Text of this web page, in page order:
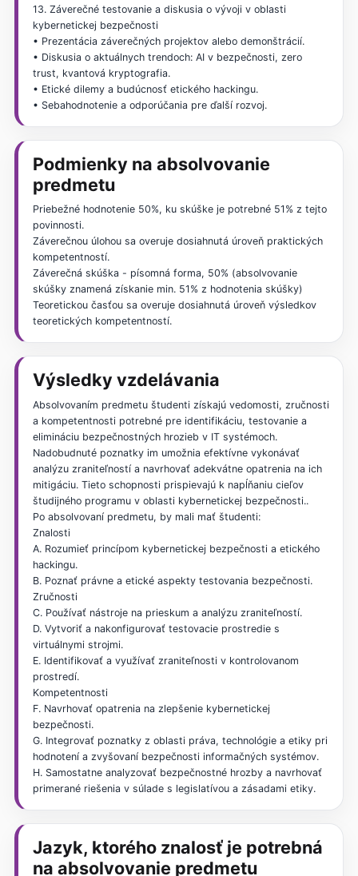
13. Záverečné testovanie a diskusia o vývoji v oblasti
kybernetickej bezpečnosti
• Prezentácia záverečných projektov alebo demonštrácií.
• Diskusia o aktuálnych trendoch: AI v bezpečnosti, zero
trust, kvantová kryptografia.
• Etické dilemy a budúcnosť etického hackingu.
• Sebahodnotenie a odporúčania pre ďalší rozvoj.
Podmienky na absolvovanie
predmetu
Priebežné hodnotenie 50%, ku skúške je potrebné 51% z tejto
povinnosti.
Záverečnou úlohou sa overuje dosiahnutá úroveň praktických
kompetentností.
Záverečná skúška - písomná forma, 50% (absolvovanie
skúšky znamená získanie min. 51% z hodnotenia skúšky)
Teoretickou časťou sa overuje dosiahnutá úroveň výsledkov
teoretických kompetentností.
Výsledky vzdelávania
Absolvovaním predmetu študenti získajú vedomosti, zručnosti
a kompetentnosti potrebné pre identifikáciu, testovanie a
elimináciu bezpečnostných hrozieb v IT systémoch.
Nadobudnuté poznatky im umožnia efektívne vykonávať
analýzu zraniteľností a navrhovať adekvátne opatrenia na ich
mitigáciu. Tieto schopnosti prispievajú k napĺňaniu cieľov
študijného programu v oblasti kybernetickej bezpečnosti..
Po absolvovaní predmetu, by mali mať študenti:
Znalosti
A. Rozumieť princípom kybernetickej bezpečnosti a etického
hackingu.
B. Poznať právne a etické aspekty testovania bezpečnosti.
Zručnosti
C. Používať nástroje na prieskum a analýzu zraniteľností.
D. Vytvoriť a nakonfigurovať testovacie prostredie s
virtuálnymi strojmi.
E. Identifikovať a využívať zraniteľnosti v kontrolovanom
prostredí.
Kompetentnosti
F. Navrhovať opatrenia na zlepšenie kybernetickej
bezpečnosti.
G. Integrovať poznatky z oblasti práva, technológie a etiky pri
hodnotení a zvyšovaní bezpečnosti informačných systémov.
H. Samostatne analyzovať bezpečnostné hrozby a navrhovať
primerané riešenia v súlade s legislatívou a zásadami etiky.
Jazyk, ktorého znalosť je potrebná
na absolvovanie predmetu